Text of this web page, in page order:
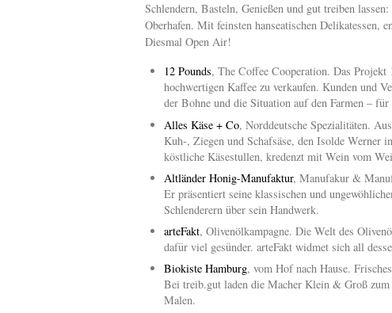
Schlendern, Basteln, Genießen und gut treiben
Oberhafen. Mit feinsten hanseatischen Delikatessen,
Diesmal Open Air!
12 Pounds, The Coffee Cooperation. Das Projekt
hochwertigen Kaffee zu verkaufen. Kunden und
der Bohne und die Situation auf den Farmen –
Alles Käse + Co, Norddeutsche Spezialitäten.
Kuh-, Ziegen und Schafsäse, den Isolde Werner
köstliche Käsestullen, kredenzt mit Wein vom
Altländer Honig-Manufaktur, Manufakur &
Er präsentiert seine klassischen und
Schlenderern über sein Handwerk.
arteFakt, Olivenölkampagne. Die Welt des
dafür viel gesünder. arteFakt widmet sich all
Biokiste Hamburg, vom Hof nach Hause.
Bei treib.gut laden die Macher Klein & Groß
Malen.